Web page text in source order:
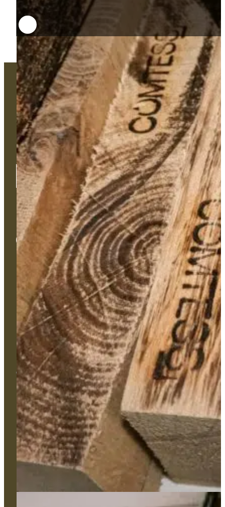
Un projet technique ? Un besoin
d'accompagnement sur-mesure ?
Une problématique ?
Notre équipe est disponible pour vous accompagner et se
déplacer sur le terrain si besoin.
Contactez-nous
Univers
Bâtiment
Monument
Haute-Peinture
Nos types de produits
Services
Couleurs
Formation
Appui technique et gestion de projet
L'Atelier
Réalisations
Contact